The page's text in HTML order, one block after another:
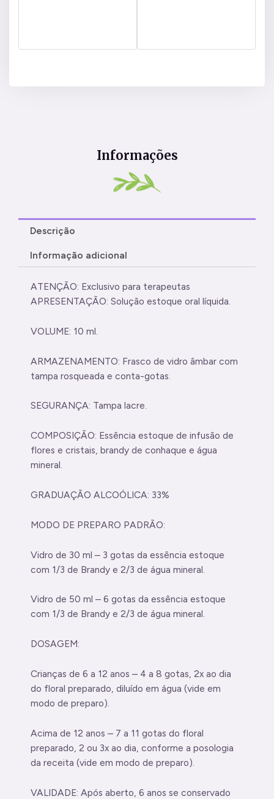
Informações
Descrição
Informação adicional
ATENÇÃO: Exclusivo para terapeutas
APRESENTAÇÃO: Solução estoque oral líquida.
VOLUME: 10 ml.
ARMAZENAMENTO: Frasco de vidro âmbar com
tampa rosqueada e conta-gotas.
SEGURANÇA: Tampa lacre.
COMPOSIÇÃO: Essência estoque de infusão de
flores e cristais, brandy de conhaque e água
mineral.
GRADUAÇÃO ALCOÓLICA: 33%
MODO DE PREPARO PADRÃO:
Vidro de 30 ml – 3 gotas da essência estoque
com 1/3 de Brandy e 2/3 de água mineral.
Vidro de 50 ml – 6 gotas da essência estoque
com 1/3 de Brandy e 2/3 de água mineral.
DOSAGEM:
Crianças de 6 a 12 anos – 4 a 8 gotas, 2x ao dia
do floral preparado, diluído em água (vide em
modo de preparo).
Acima de 12 anos – 7 a 11 gotas do floral
preparado, 2 ou 3x ao dia, conforme a posologia
da receita (vide em modo de preparo).
VALIDADE: Após aberto, 6 anos se conservado